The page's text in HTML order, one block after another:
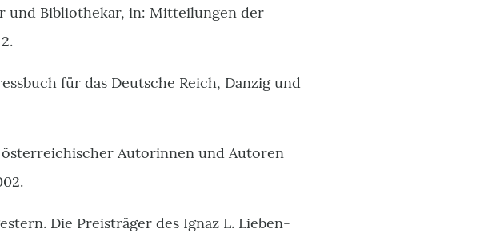
und Bibliothekar, in: Mitteilungen der
für das Deutsche Reich, Danzig und
Autorinnen und Autoren
Die Preisträger des Ignaz L. Lieben-